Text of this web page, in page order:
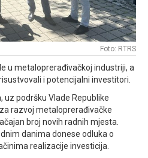
Foto: RTRS
u metaloprerađivačkoj industriji, a
i potencijalni investitori.
uz podršku Vlade Republike
razvoj metaloprerađivačke
broj novih radnih mjesta.
danima donese odluka o
realizacije investicija.